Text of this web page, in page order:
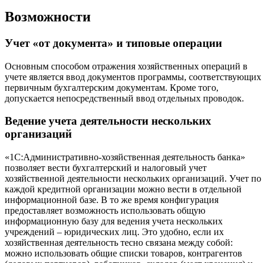
Возможности
Учет «от документа» и типовые операции
Основным способом отражения хозяйственных операций в
учете является ввод документов программы, соответствующих
первичным бухгалтерским документам. Кроме того,
допускается непосредственный ввод отдельных проводок.
Ведение учета деятельности нескольких
организаций
«1С:Административно-хозяйственная деятельность банка»
позволяет вести бухгалтерский и налоговый учет
хозяйственной деятельности нескольких организаций. Учет по
каждой кредитной организации можно вести в отдельной
информационной базе. В то же время конфигурация
предоставляет возможность использовать общую
информационную базу для ведения учета нескольких
учреждений – юридических лиц. Это удобно, если их
хозяйственная деятельность тесно связана между собой:
можно использовать общие списки товаров, контрагентов